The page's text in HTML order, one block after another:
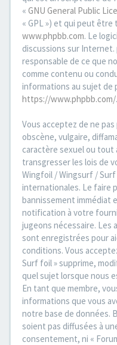
« GNU General Public
« GPL ») et qui peut être
www.phpbb.com. Le
discussions sur Internet.
responsable de ce que
comme contenu ou
informations au sujet de
https://www.phpbb.com/.
Vous acceptez de ne
obscène, vulgaire,
caractère sexuel ou
transgresser les lois de
Wingfoil / Wingsurf /
internationales. Le faire
bannissement immédiat
notification à votre
jugeons nécessaire. Les
sont enregistrées pour
conditions. Vous
Surf foil » supprime,
quel sujet lorsque nous
En tant que membre,
informations que vous
notre base de données.
soient pas diffusées à
consentement, ni «